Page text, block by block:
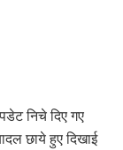
निचे दिए गए
छाये हुए दिखाई